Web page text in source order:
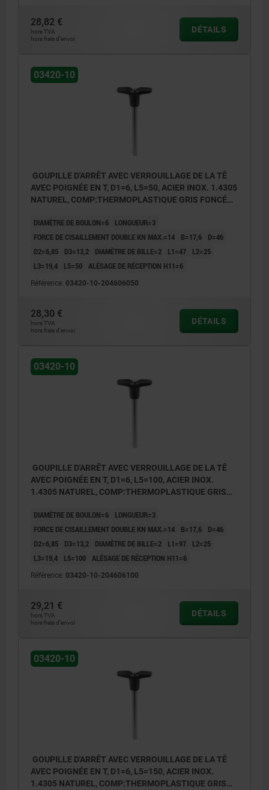
28,82 €
hors TVA
hors frais d’envoi
DÉTAILS
03420-10
GOUPILLE D'ARRÊT AVEC VERROUILLAGE DE LA TÊ
AVEC POIGNÉE EN T, D1=6, L5=50, ACIER INOX. 1.4305
NATUREL, COMP:THERMOPLASTIQUE GRIS FONCÉ
DIAMÈTRE DE BOULON=6
LONGUEUR=3
FORCE DE CISAILLEMENT DOUBLE KN MAX.=14
B=17,6
D=46
D2=6,85
D3=13,2 DIAMÈTRE DE BILLE=2 L1=47
L2=25
L3=19,4
L5=50 ALÉSAGE DE RÉCEPTION H11=6
Référence: 03420-10-204606050
28,30 €
hors TVA
hors frais d’envoi
DÉTAILS
03420-10
GOUPILLE D'ARRÊT AVEC VERROUILLAGE DE LA TÊ
AVEC POIGNÉE EN T, D1=6, L5=100, ACIER INOX.
1.4305 NATUREL, COMP:THERMOPLASTIQUE GRIS
DIAMÈTRE DE BOULON=6
LONGUEUR=3
FORCE DE CISAILLEMENT DOUBLE KN MAX.=14
B=17,6
D=46
D2=6,85
D3=13,2 DIAMÈTRE DE BILLE=2 L1=97
L2=25
L3=19,4
L5=100 ALÉSAGE DE RÉCEPTION H11=6
Référence: 03420-10-204606100
29,21 €
hors TVA
hors frais d’envoi
DÉTAILS
03420-10
GOUPILLE D'ARRÊT AVEC VERROUILLAGE DE LA TÊ
AVEC POIGNÉE EN T, D1=6, L5=150, ACIER INOX.
1.4305 NATUREL, COMP:THERMOPLASTIQUE GRIS